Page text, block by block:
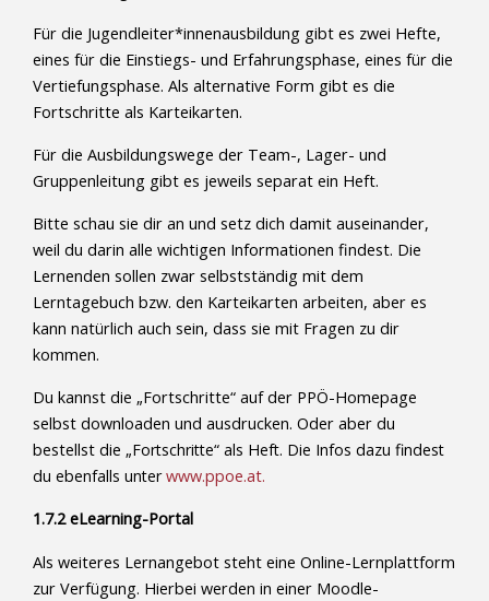
Für die Jugendleiter*innenausbildung gibt es zwei Hefte,
eines für die Einstiegs- und Erfahrungsphase, eines für die
Vertiefungsphase. Als alternative Form gibt es die
Fortschritte als Karteikarten.
Für die Ausbildungswege der Team-, Lager- und
Gruppenleitung gibt es jeweils separat ein Heft.
Bitte schau sie dir an und setz dich damit auseinander,
weil du darin alle wichtigen Informationen findest. Die
Lernenden sollen zwar selbstständig mit dem
Lerntagebuch bzw. den Karteikarten arbeiten, aber es
kann natürlich auch sein, dass sie mit Fragen zu dir
kommen.
Du kannst die „Fortschritte“ auf der PPÖ-Homepage
selbst downloaden und ausdrucken. Oder aber du
bestellst die „Fortschritte“ als Heft. Die Infos dazu findest
du ebenfalls unterwww.ppoe.at.
1.7.2 eLearning-Portal
Als weiteres Lernangebot steht eine Online-Lernplattform
zur Verfügung. Hierbei werden in einer Moodle-